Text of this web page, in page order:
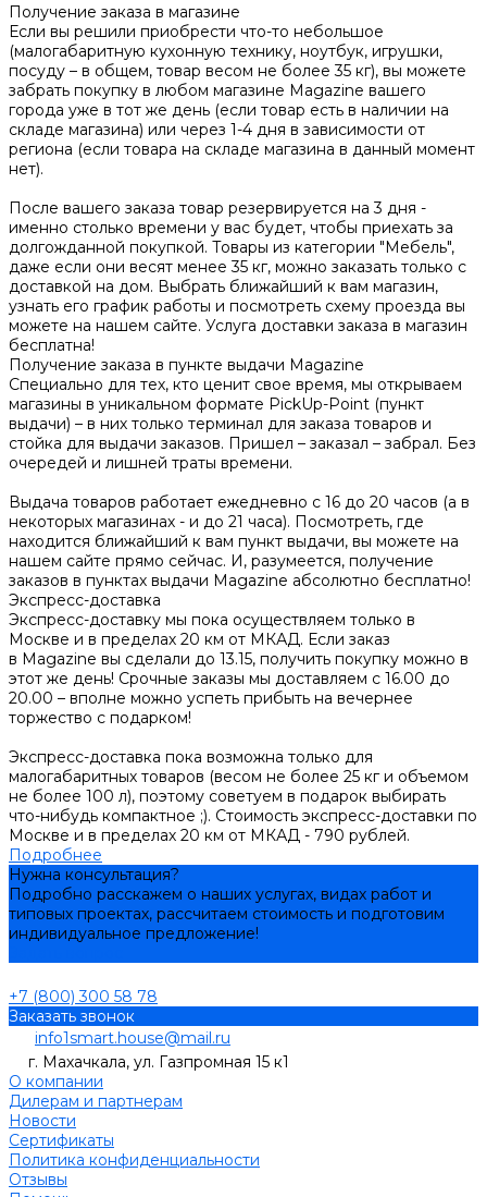
Получение заказа в магазине
Если вы решили приобрести что-то небольшое
(малогабаритную кухонную технику, ноутбук, игрушки,
посуду – в общем, товар весом не более 35 кг), вы можете
забрать покупку в любом магазине Magazine вашего
города уже в тот же день (если товар есть в наличии на
складе магазина) или через 1-4 дня в зависимости от
региона (если товара на складе магазина в данный момент
нет).
После вашего заказа товар резервируется на 3 дня -
именно столько времени у вас будет, чтобы приехать за
долгожданной покупкой. Товары из категории "Мебель",
даже если они весят менее 35 кг, можно заказать только с
доставкой на дом. Выбрать ближайший к вам магазин,
узнать его график работы и посмотреть схему проезда вы
можете на нашем сайте. Услуга доставки заказа в магазин
бесплатна!
Получение заказа в пункте выдачи Magazine
Специально для тех, кто ценит свое время, мы открываем
магазины в уникальном формате PickUp-Point (пункт
выдачи) – в них только терминал для заказа товаров и
стойка для выдачи заказов. Пришел – заказал – забрал. Без
очередей и лишней траты времени.
Выдача товаров работает ежедневно с 16 до 20 часов (а в
некоторых магазинах - и до 21 часа). Посмотреть, где
находится ближайший к вам пункт выдачи, вы можете на
нашем сайте прямо сейчас. И, разумеется, получение
заказов в пунктах выдачи Magazine абсолютно бесплатно!
Экспресс-доставка
Экспресс-доставку мы пока осуществляем только в
Москве и в пределах 20 км от МКАД. Если заказ
в Magazine вы сделали до 13.15, получить покупку можно в
этот же день! Срочные заказы мы доставляем с 16.00 до
20.00 – вполне можно успеть прибыть на вечернее
торжество с подарком!
Экспресс-доставка пока возможна только для
малогабаритных товаров (весом не более 25 кг и объемом
не более 100 л), поэтому советуем в подарок выбирать
что-нибудь компактное ;). Стоимость экспресс-доставки по
Москве и в пределах 20 км от МКАД - 790 рублей.
Подробнее
Нужна консультация?
Подробно расскажем о наших услугах, видах работ и
типовых проектах, рассчитаем стоимость и подготовим
индивидуальное предложение!
+7 (800) 300 58 78
Заказать звонок
info1smart.house@mail.ru
г. Махачкала, ул. Газпромная 15 к1
О компании
Дилерам и партнерам
Новости
Сертификаты
Политика конфиденциальности
Отзывы